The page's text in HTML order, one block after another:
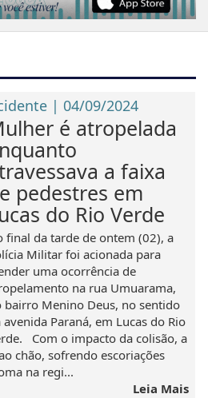
| 04/09/2024
é atropelada
a faixa
pedestres em
do Rio Verde
final da tarde de ontem (02), a
Militar foi acionada para
uma ocorrência de
na rua Umuarama,
bairro Menino Deus, no sentido
avenida Paraná, em Lucas do Rio
Com o impacto da colisão, a
chão, sofrendo escoriações
na regi...
Leia Mais